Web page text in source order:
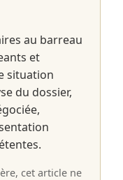
au barreau
et
situation
du dossier,
cet article ne